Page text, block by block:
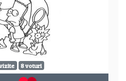
8 voturi